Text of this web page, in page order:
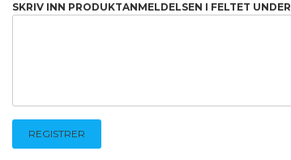
SKRIV INN PRODUKTANMELDELSEN I FELTET UNDER